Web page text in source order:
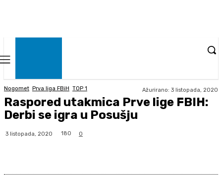
Nogomet Prva liga FBiH TOP 1 Ažurirano: 3 listopada, 2020
Raspored utakmica Prve lige FBIH:
Derbi se igra u Posušju
3 listopada, 2020 180 0